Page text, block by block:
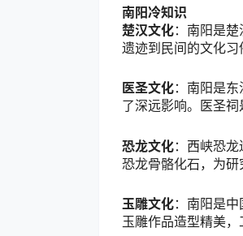
南阳冷知识
楚汉文化：南阳是
遗迹到民间的文化习
医圣文化：南阳是
了深远影响。医圣祠
恐龙文化：西峡恐
恐龙骨骼化石，为研
玉雕文化：南阳是
玉雕作品造型精美，